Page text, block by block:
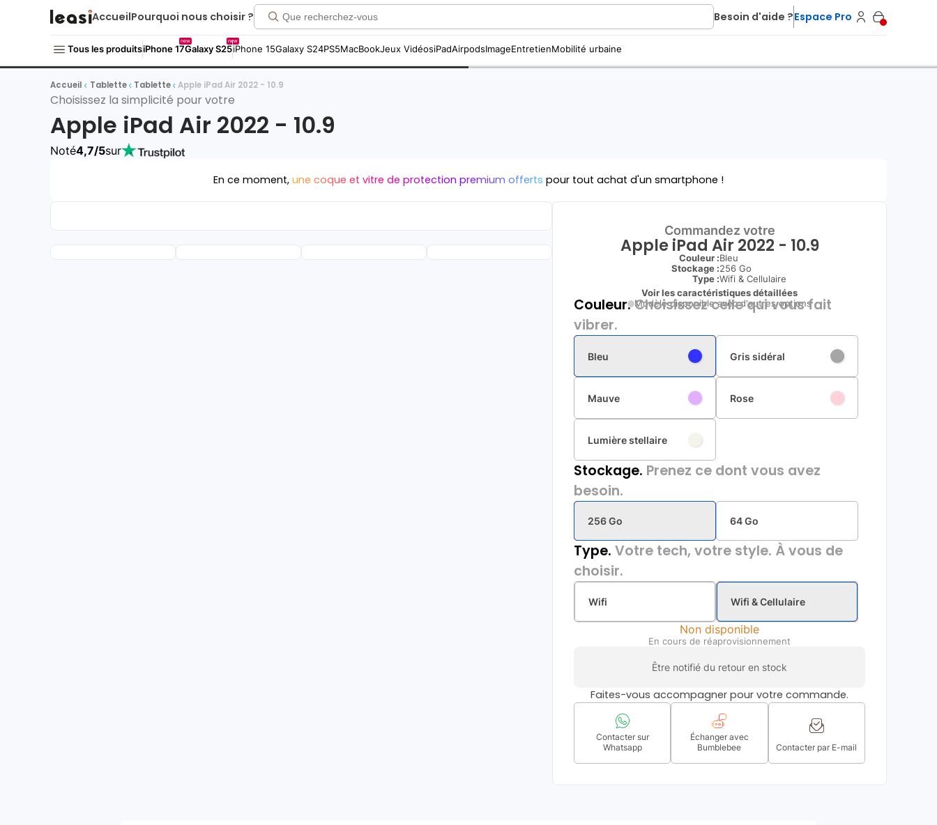
AccueilPourquoi nous choisir ? Besoin d'aide ?Espace Pro
Tous les produitsiPhone 17
new
Galaxy S25
new
iPhone 15Galaxy S24PS5MacBookJeux VidéosiPadAirpodsImageEntretienMobilité urbaine
Accueil Tablette Tablette Apple iPad Air 2022 - 10.9
Choisissez la simplicité pour votre
Apple iPad Air 2022 - 10.9
Noté4,7/5sur
En ce moment, une coque et vitre de protection premium offerts pour tout achat d'un smartphone !
Commandez votre
Apple iPad Air 2022 - 10.9
Couleur :Bleu
Stockage :256 Go
Type :Wifi & Cellulaire
Voir les caractéristiques détaillées
Modèle disponible avec d'autres options
Couleur.Choisissez celle qui vous fait
vibrer.
Bleu Gris sidéral
Mauve Rose
Lumière stellaire
Stockage. Prenez ce dont vous avez
besoin.
256 Go 64 Go
Type. Votre tech, votre style. À vous de
choisir.
Wifi Wifi & Cellulaire
Non disponible
En cours de réaprovisionnement
Être notifié du retour en stock
Faites-vous accompagner pour votre commande.
Contacter sur
Whatsapp
Échanger avec
Bumblebee
Contacter par E-mail